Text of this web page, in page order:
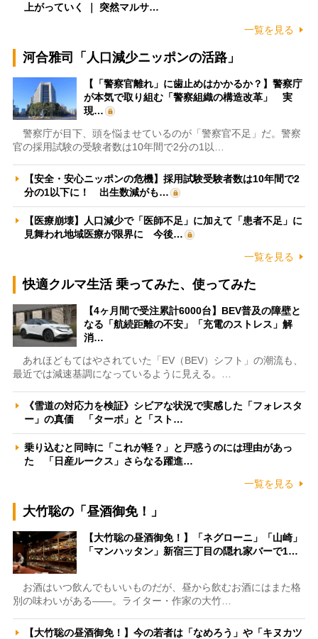
上がっていく ｜ 突然マルサ…
一覧を見る
河合雅司「人口減少ニッポンの活路」
【「警察官離れ」に歯止めはかかるか？】警察庁
が本気で取り組む「警察組織の構造改革」 実
現…
警察庁が目下、頭を悩ませているのが「警察官不足」だ。警察
官の採用試験の受験者数は10年間で2分の1以…
【安全・安心ニッポンの危機】採用試験受験者数は10年間で2
分の1以下に！ 出生数減がも…
【医療崩壊】人口減少で「医師不足」に加えて「患者不足」に
見舞われ地域医療が限界に 今後…
一覧を見る
快適クルマ生活 乗ってみた、使ってみた
【4ヶ月間で受注累計6000台】BEV普及の障壁と
なる「航続距離の不安」「充電のストレス」解
消…
あれほどもてはやされていた「EV（BEV）シフト」の潮流も、
最近では減速基調になっているように見える。…
《雪道の対応力を検証》シビアな状況で実感した「フォレスタ
ー」の真価 「ターボ」と「スト…
乗り込むと同時に「これが軽？」と戸惑うのには理由があっ
た 「日産ルークス」さらなる躍進…
一覧を見る
大竹聡の「昼酒御免！」
【大竹聡の昼酒御免！】「ネグローニ」「山崎」
「マンハッタン」新宿三丁目の隠れ家バーで1…
お酒はいつ飲んでもいいものだが、昼から飲むお酒にはまた格
別の味わいがある――。ライター・作家の大竹…
【大竹聡の昼酒御免！】今の若者は「なめろう」や「キヌカツ